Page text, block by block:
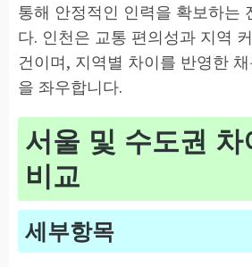
통해 안정적인 인력을 확보하는
다. 인천은 교통 편의성과 지역
건이며, 지역별 차이를 반영한
을 좌우합니다.
서울 및 수도권 차
비교
세부항목